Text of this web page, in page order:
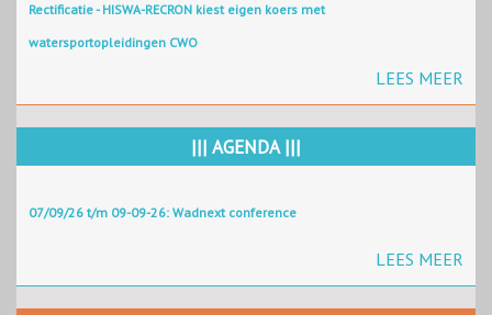
Rectificatie - HISWA-RECRON kiest eigen koers met
watersportopleidingen CWO
LEES MEER
||| AGENDA |||
07/09/26 t/m 09-09-26: Wadnext conference
LEES MEER